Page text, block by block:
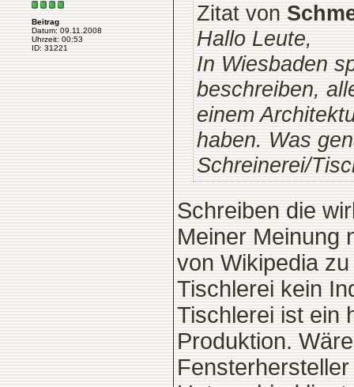
Beitrag
Datum: 09.11.2008
Uhrzeit: 00:53
ID: 31221
Zitat von
Hallo Leute,
In Wiesbaden
beschreiben,
einem
haben. Was
Schreinerei/
Schreiben die
Meiner Meinung
von Wikipedia
Tischlerei kein
Tischlerei ist ein
Produktion.